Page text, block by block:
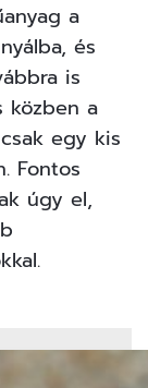
a
és
is
közben a
egy kis
Fontos
úgy el,